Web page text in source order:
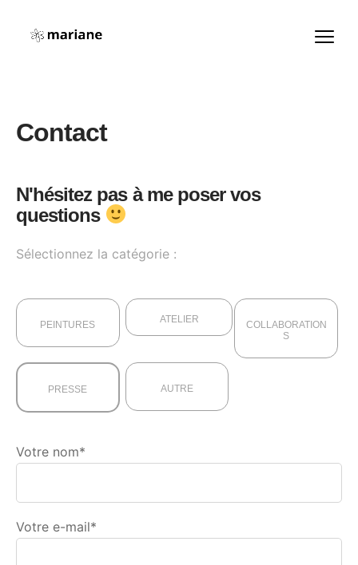
Contact
N'hésitez pas à me poser vos
questions
Sélectionnez la catégorie :
PEINTURES ATELIER
COLLABORATION
S
PRESSE AUTRE
Votre nom*
Votre e-mail*